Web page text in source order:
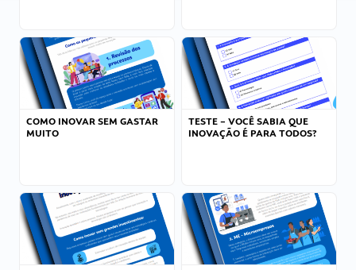
COMO INOVAR SEM GASTAR
MUITO
TESTE – VOCÊ SABIA QUE
INOVAÇÃO É PARA TODOS?